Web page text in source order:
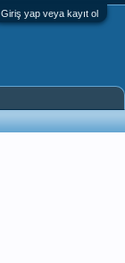
Giriş yap veya kayıt ol